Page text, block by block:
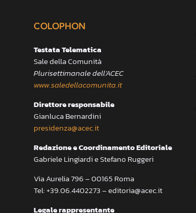
COLOPHON
Testata Telematica
Sale della Comunità
Plurisettimanale dell’ACEC
www.saledellacomunita.it
Direttore responsabile
Gianluca Bernardini
presidenza@acec.it
Redazione e Coordinamento Editoriale
Gabriele Lingiardi e Stefano Ruggeri
Via Aurelia 796 – 00165 Roma
Tel: +39.06.4402273 – editoria@acec.it
Legale rappresentante